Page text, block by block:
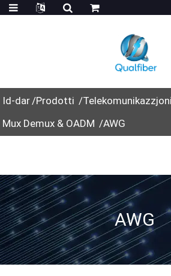
Id-dar Prodotti
Mux Demux & OADM
AWG
AWG